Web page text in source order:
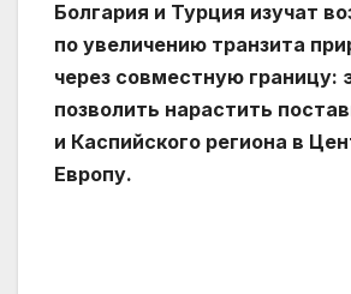
Болгария и Турция изучат
по увеличению транзита
через совместную границу:
позволить нарастить
и Каспийского региона в
Европу.